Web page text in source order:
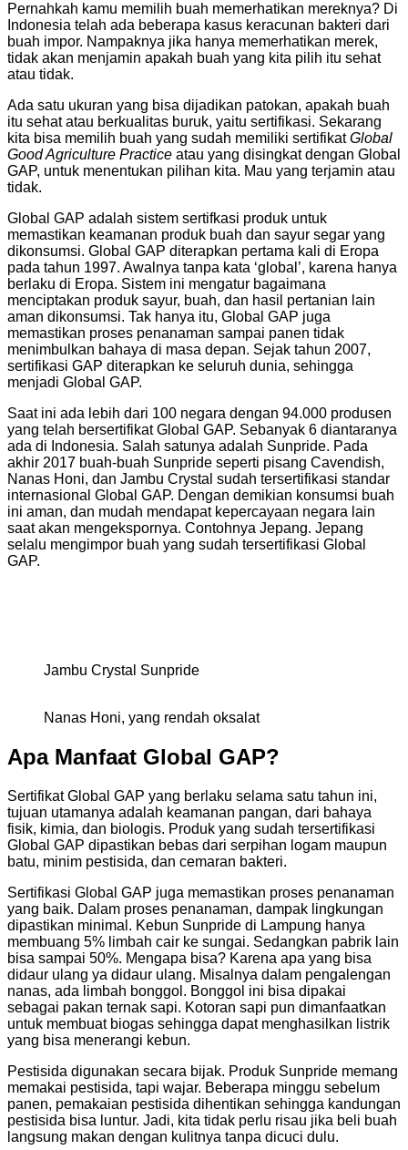
Pernahkah kamu memilih buah memerhatikan mereknya? Di
Indonesia telah ada beberapa kasus keracunan bakteri dari
buah impor. Nampaknya jika hanya memerhatikan merek,
tidak akan menjamin apakah buah yang kita pilih itu sehat
atau tidak.
Ada satu ukuran yang bisa dijadikan patokan, apakah buah
itu sehat atau berkualitas buruk, yaitu sertifikasi. Sekarang
kita bisa memilih buah yang sudah memiliki sertifikatGlobal
Good Agriculture Practice atau yang disingkat dengan Global
GAP, untuk menentukan pilihan kita. Mau yang terjamin atau
tidak.
Global GAP adalah sistem sertifkasi produk untuk
memastikan keamanan produk buah dan sayur segar yang
dikonsumsi. Global GAP diterapkan pertama kali di Eropa
pada tahun 1997. Awalnya tanpa kata ‘global’, karena hanya
berlaku di Eropa. Sistem ini mengatur bagaimana
menciptakan produk sayur, buah, dan hasil pertanian lain
aman dikonsumsi. Tak hanya itu, Global GAP juga
memastikan proses penanaman sampai panen tidak
menimbulkan bahaya di masa depan. Sejak tahun 2007,
sertifikasi GAP diterapkan ke seluruh dunia, sehingga
menjadi Global GAP.
Saat ini ada lebih dari 100 negara dengan 94.000 produsen
yang telah bersertifikat Global GAP. Sebanyak 6 diantaranya
ada di Indonesia. Salah satunya adalah Sunpride. Pada
akhir 2017 buah-buah Sunpride seperti pisang Cavendish,
Nanas Honi, dan Jambu Crystal sudah tersertifikasi standar
internasional Global GAP. Dengan demikian konsumsi buah
ini aman, dan mudah mendapat kepercayaan negara lain
saat akan mengekspornya. Contohnya Jepang. Jepang
selalu mengimpor buah yang sudah tersertifikasi Global
GAP.
Jambu Crystal Sunpride
Nanas Honi, yang rendah oksalat
Apa Manfaat Global GAP?
Sertifikat Global GAP yang berlaku selama satu tahun ini,
tujuan utamanya adalah keamanan pangan, dari bahaya
fisik, kimia, dan biologis. Produk yang sudah tersertifikasi
Global GAP dipastikan bebas dari serpihan logam maupun
batu, minim pestisida, dan cemaran bakteri.
Sertifikasi Global GAP juga memastikan proses penanaman
yang baik. Dalam proses penanaman, dampak lingkungan
dipastikan minimal. Kebun Sunpride di Lampung hanya
membuang 5% limbah cair ke sungai. Sedangkan pabrik lain
bisa sampai 50%. Mengapa bisa? Karena apa yang bisa
didaur ulang ya didaur ulang. Misalnya dalam pengalengan
nanas, ada limbah bonggol. Bonggol ini bisa dipakai
sebagai pakan ternak sapi. Kotoran sapi pun dimanfaatkan
untuk membuat biogas sehingga dapat menghasilkan listrik
yang bisa menerangi kebun.
Pestisida digunakan secara bijak. Produk Sunpride memang
memakai pestisida, tapi wajar. Beberapa minggu sebelum
panen, pemakaian pestisida dihentikan sehingga kandungan
pestisida bisa luntur. Jadi, kita tidak perlu risau jika beli buah
langsung makan dengan kulitnya tanpa dicuci dulu.